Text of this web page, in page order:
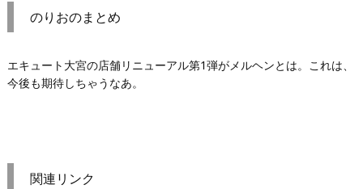
のりおのまとめ
エキュート大宮の店舗リニューアル第1弾がメルヘンとは。これは、
今後も期待しちゃうなあ。
関連リンク